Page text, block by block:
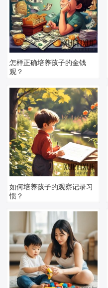
怎样正确培养孩子的金钱
观？
如何培养孩子的观察记录习
惯？